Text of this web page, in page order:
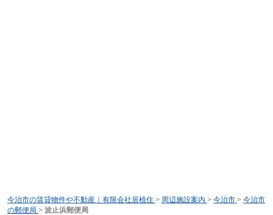
今治市の賃貸物件や不動産｜有限会社居植住 > 周辺施設案内 > 今治市 > 今治市
の郵便局 > 波止浜郵便局